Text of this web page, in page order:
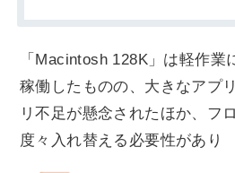
「Macintosh 128K」は軽作業
稼働したものの、大きなアプ
リ不足が懸念されたほか、フ
度々入れ替える必要性があり